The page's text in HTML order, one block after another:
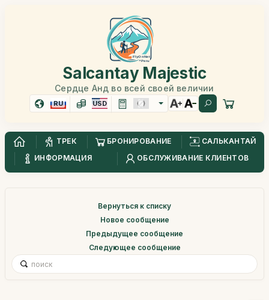
Salcantay Majestic
Сердце Анд во всей своей величии
RU USD
ТРЕК БРОНИРОВАНИЕ
САЛЬКАНТАЙ
ИНФОРМАЦИЯ
ОБСЛУЖИВАНИЕ КЛИЕНТОВ
Вернуться к списку
Новое сообщение
Предыдущее сообщение
Следующее сообщение